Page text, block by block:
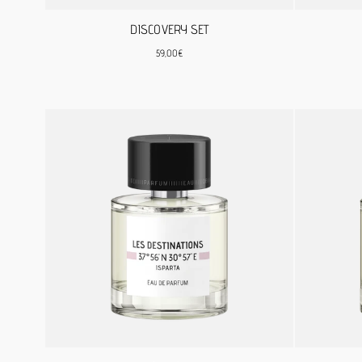
DISCOVERY SET
Regulärer
59,00€